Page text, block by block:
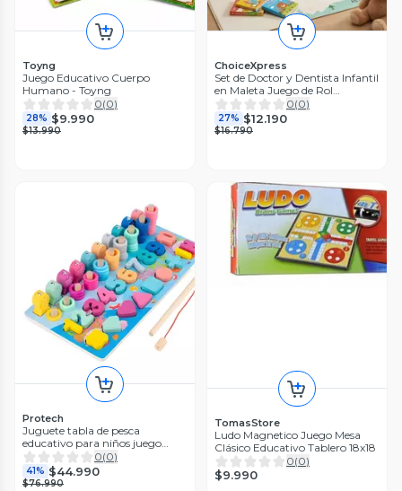
Toyng
Juego Educativo Cuerpo
Humano - Toyng
0(0)
28% $9.990
$13.990
ChoiceXpress
Set de Doctor y Dentista Infantil
en Maleta Juego de Rol
Educativo
0(0)
27% $12.190
$16.790
Protech
Juguete tabla de pesca
educativo para niños juego
didáctico
0(0)
41% $44.990
$76.990
TomasStore
Ludo Magnetico Juego Mesa
Clásico Educativo Tablero 18x18
0(0)
$9.990